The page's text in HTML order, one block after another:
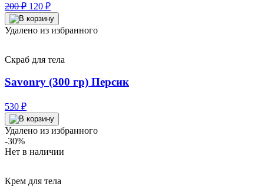
200₽ Первоначальная
цена
составляла
120 ₽Текущая
цена:
120 ₽.
Удалено из избранного
Скраб для тела
Savonry (300 гр) Персик
530 ₽
Удалено из избранного
-30%
Нет в наличии
Крем для тела